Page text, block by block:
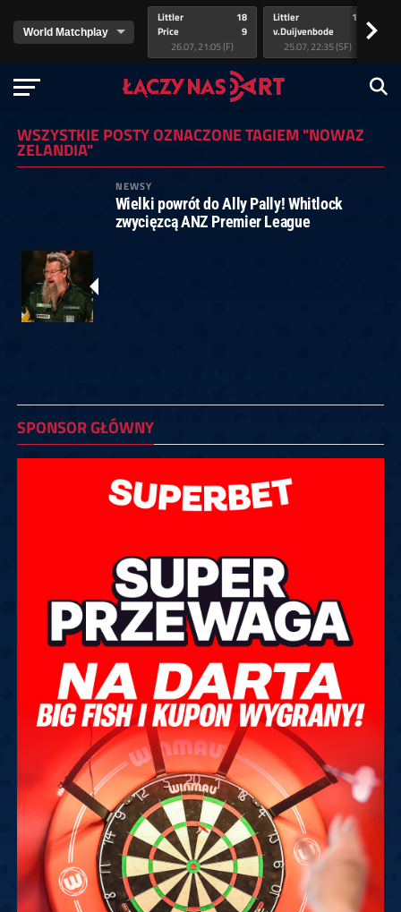
Littler
Price
18
9
26.07, 21:05 (F)
Littler
v.Duijvenbode
17
25.07, 22:35 (SF)
>
WSZYSTKIE POSTY OZNACZONE TAGIEM "NOWAZ
ZELANDIA"
NEWSY
Wielki powrót do Ally Pally! Whitlock
zwycięzcą ANZ Premier League
SPONSOR GŁÓWNY